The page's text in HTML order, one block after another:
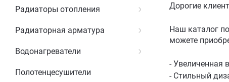
Радиаторы отопления
Радиаторная арматура
Водонагреватели
Полотенцесушители
Дорогие
Наш каталог
можете
- Увеличенная
- Стильный